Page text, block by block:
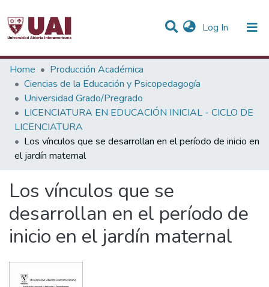
Log In (current)
Statistics
Communities & Collections
All of DSpace
Home
Producción Académica
Ciencias de la Educación y Psicopedagogía
Universidad Grado/Pregrado
LICENCIATURA EN EDUCACIÓN INICIAL - CICLO DE
LICENCIATURA
Los vínculos que se desarrollan en el período de inicio en
el jardín maternal
Los vínculos que se
desarrollan en el período de
inicio en el jardín maternal